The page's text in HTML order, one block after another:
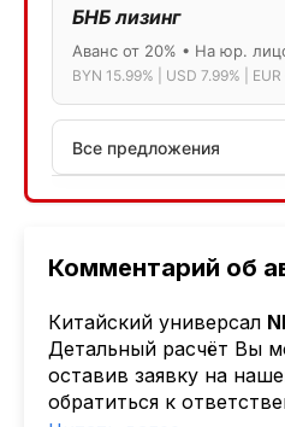
Комментарий об
Китайский универсал
Детальный расчёт Вы
оставив заявку на
обратиться к
БНБ лизинг
Аванс от 20% • На юр.
BYN 15.99% | USD 7.99% | EUR
Все предложения
АСБ лизинг
Лизинг: BYN 17% | USD
Также доступен кредит "Проще
Активлизиг